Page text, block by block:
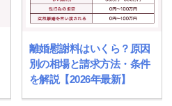
離婚慰謝料はいくら？原因
別の相場と請求方法・条件
を解説【2026年最新】